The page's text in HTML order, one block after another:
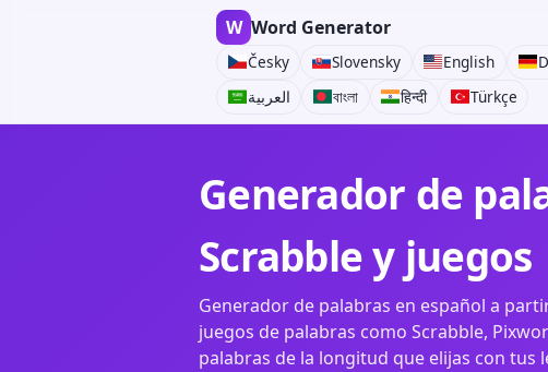
W Word Generator
Česky Slovensky English
العربية
বাংলা हिन्दी Türkçe
Generador de
Scrabble y juegos
Generador de palabras en español a
juegos de palabras como Scrabble,
palabras de la longitud que elijas con tus